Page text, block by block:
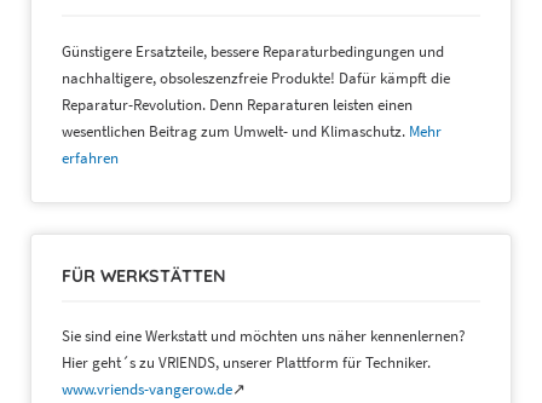
Günstigere Ersatzteile, bessere Reparaturbedingungen und
nachhaltigere, obsoleszenzfreie Produkte! Dafür kämpft die
Reparatur-Revolution. Denn Reparaturen leisten einen
wesentlichen Beitrag zum Umwelt- und Klimaschutz. Mehr
erfahren
FÜR WERKSTÄTTEN
Sie sind eine Werkstatt und möchten uns näher kennenlernen?
Hier geht´s zu VRIENDS, unserer Plattform für Techniker.
www.vriends-vangerow.de↗